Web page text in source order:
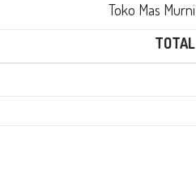
Toko Mas Murni
TOTAL